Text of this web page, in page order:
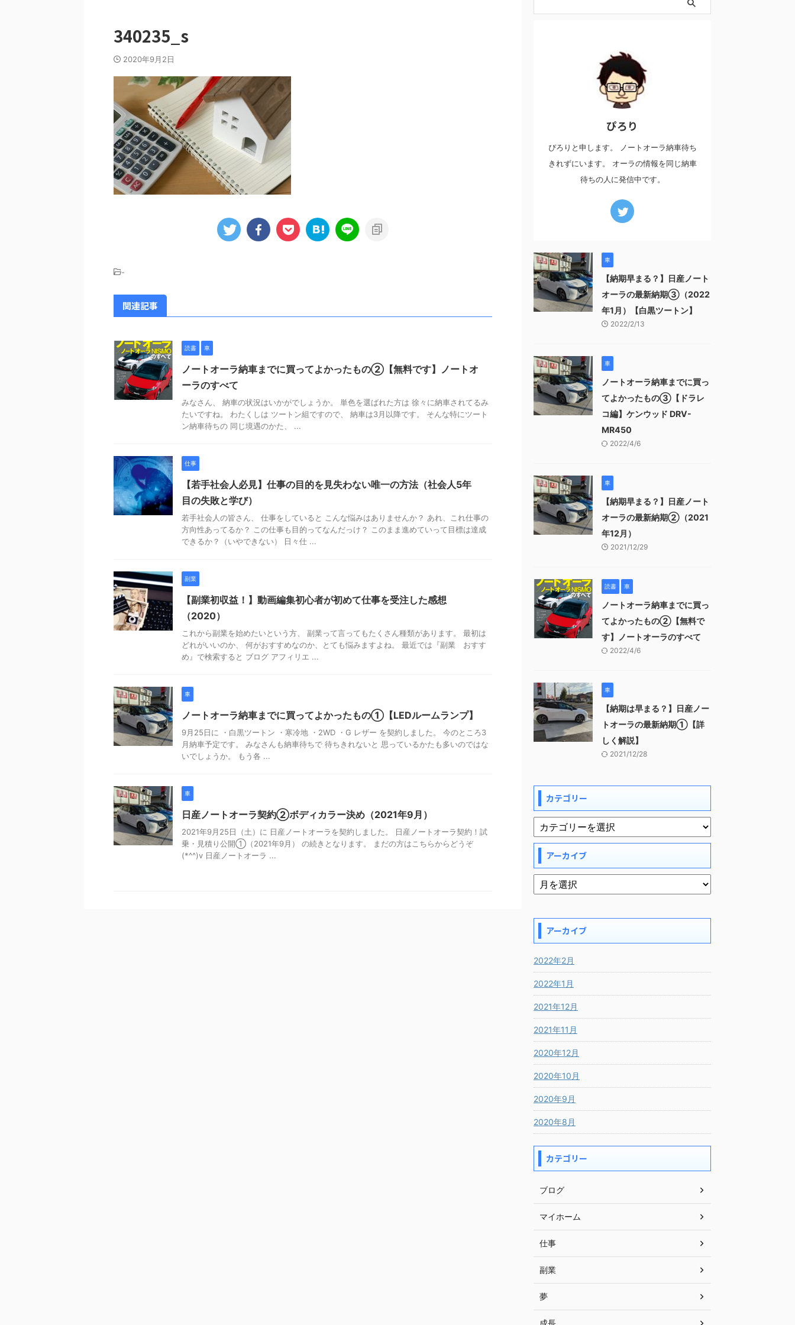
340235_s
2020年9月2日
-
関連記事
読書 車
ノートオーラ納車までに買ってよかったもの②【無料です】ノートオ
ーラのすべて
みなさん、 納車の状況はいかがでしょうか。 単色を選ばれた方は 徐々に納車されてるみ
たいですね。 わたくしは ツートン組ですので、 納車は3月以降です。 そんな特にツート
ン納車待ちの 同じ境遇のかた、 ...
仕事
【若手社会人必見】仕事の目的を見失わない唯一の方法（社会人5年
目の失敗と学び）
若手社会人の皆さん、 仕事をしていると こんな悩みはありませんか？ あれ、これ仕事の
方向性あってるか？ この仕事も目的ってなんだっけ？ このまま進めていって目標は達成
できるか？（いやできない） 日々仕 ...
副業
【副業初収益！】動画編集初心者が初めて仕事を受注した感想
（2020）
これから副業を始めたいという方、 副業って言ってもたくさん種類があります。 最初は
どれがいいのか、 何がおすすめなのか、とても悩みますよね。 最近では『副業 おすす
め』で検索すると ブログ アフィリエ ...
車
ノートオーラ納車までに買ってよかったもの①【LEDルームランプ】
9月25日に ・白黒ツートン ・寒冷地 ・2WD ・G レザー を契約しました。 今のところ3
月納車予定です。 みなさんも納車待ちで 待ちきれないと 思っているかたも多いのではな
いでしょうか。 もう各 ...
車
日産ノートオーラ契約②ボディカラー決め（2021年9月）
2021年9月25日（土）に 日産ノートオーラを契約しました。 日産ノートオーラ契約！試
乗・見積り公開①（2021年9月） の続きとなります。 まだの方はこちらからどうぞ
(*^^)v 日産ノートオーラ ...
ぴろり
ぴろりと申します。 ノートオーラ納車待ち
きれずにいます。 オーラの情報を同じ納車
待ちの人に発信中です。
車
【納期早まる？】日産ノート
オーラの最新納期③（2022
年1月）【白黒ツートン】
2022/2/13
車
ノートオーラ納車までに買っ
てよかったもの③【ドラレ
コ編】ケンウッド DRV-
MR450
2022/4/6
車
【納期早まる？】日産ノート
オーラの最新納期②（2021
年12月）
2021/12/29
読書 車
ノートオーラ納車までに買っ
てよかったもの②【無料で
す】ノートオーラのすべて
2022/4/6
車
【納期は早まる？】日産ノー
トオーラの最新納期①【詳
しく解説】
2021/12/28
カテゴリー
アーカイブ
アーカイブ
2022年2月
2022年1月
2021年12月
2021年11月
2020年12月
2020年10月
2020年9月
2020年8月
カテゴリー
ブログ
マイホーム
仕事
副業
夢
成長